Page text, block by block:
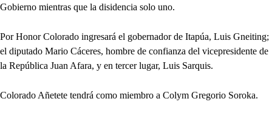
Gobierno mientras que la disidencia solo uno.
Por Honor Colorado ingresará el gobernador de Itapúa, Luis Gneiting;
el diputado Mario Cáceres, hombre de confianza del vicepresidente de
la República Juan Afara, y en tercer lugar, Luis Sarquis.
Colorado Añetete tendrá como miembro a Colym Gregorio Soroka.